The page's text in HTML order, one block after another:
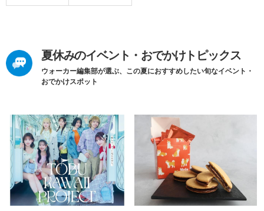
夏休みのイベント・おでかけトピックス
ウォーカー編集部が選ぶ、この夏におすすめしたい旬なイベント・
おでかけスポット